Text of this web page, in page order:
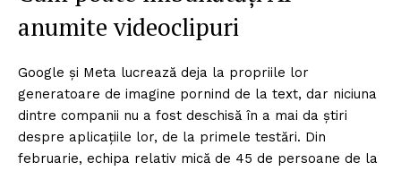
anumite videoclipuri
Google și Meta lucrează deja la propriile lor
generatoare de imagine pornind de la text, dar niciuna
dintre companii nu a fost deschisă în a mai da știri
despre aplicațiile lor, de la primele testări. Din
februarie, echipa relativ mică de 45 de persoane de la